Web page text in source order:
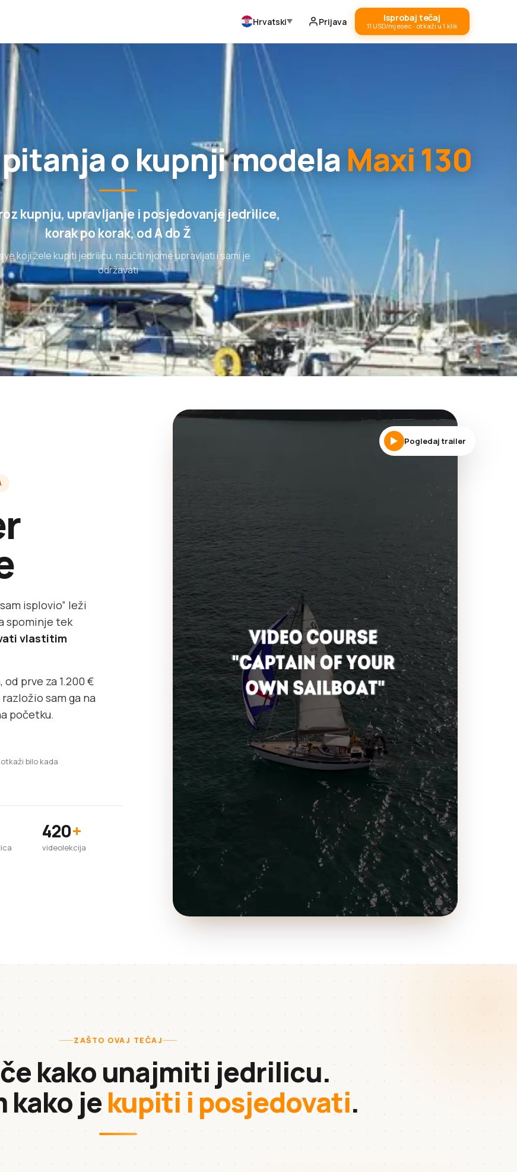
Hrvatski Prijava Isprobaj tečaj
11 USD/mjesec · otkaži u 1 klik
o kupnji modela Maxi 130
kupnju, upravljanje i posjedovanje jedrilice,
korak po korak, od A do Ž
koji žele kupiti jedrilicu, naučiti njome upravljati i sami je
održavati
isplovio” leži
spominje tek
vlastitim
, od prve za 1.200 €
sam ga na
početku.
otkaži bilo kada
420+
videolekcija
Pogledaj trailer
ZAŠTO OVAJ TEČAJ
kako unajmiti jedrilicu.
kako jekupiti i posjedovati.